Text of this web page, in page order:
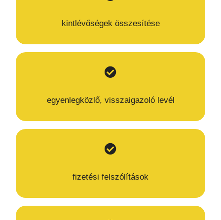
kintlévőségek összesítése
egyenlegközlő, visszaigazoló levél
fizetési felszólítások